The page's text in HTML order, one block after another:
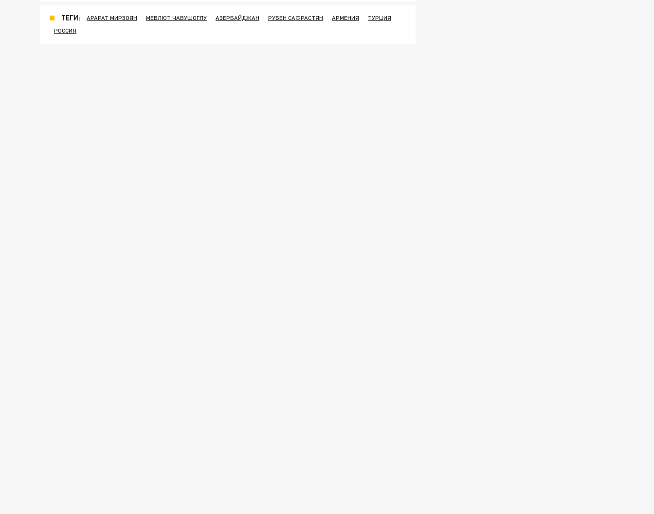
ТЕГИ: АРАРАТ МИРЗОЯН МЕВЛЮТ ЧАВУШОГЛУ АЗЕРБАЙДЖАН РУБЕН САФРАСТЯН АРМЕНИЯ
ТУРЦИЯ
РОССИЯ